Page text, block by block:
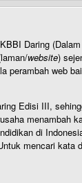
Daring
website)
web
Edisi III,
menambah
di
mencari